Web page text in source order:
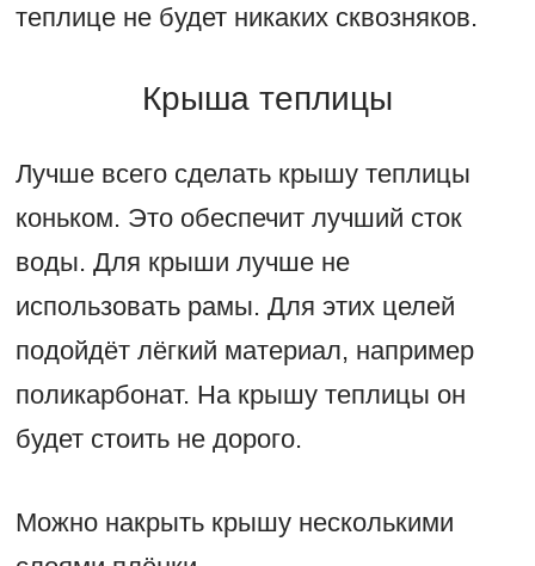
теплице не будет никаких сквозняков.
Крыша теплицы
Лучше всего сделать крышу теплицы
коньком. Это обеспечит лучший сток
воды. Для крыши лучше не
использовать рамы. Для этих целей
подойдёт лёгкий материал, например
поликарбонат. На крышу теплицы он
будет стоить не дорого.
Можно накрыть крышу несколькими